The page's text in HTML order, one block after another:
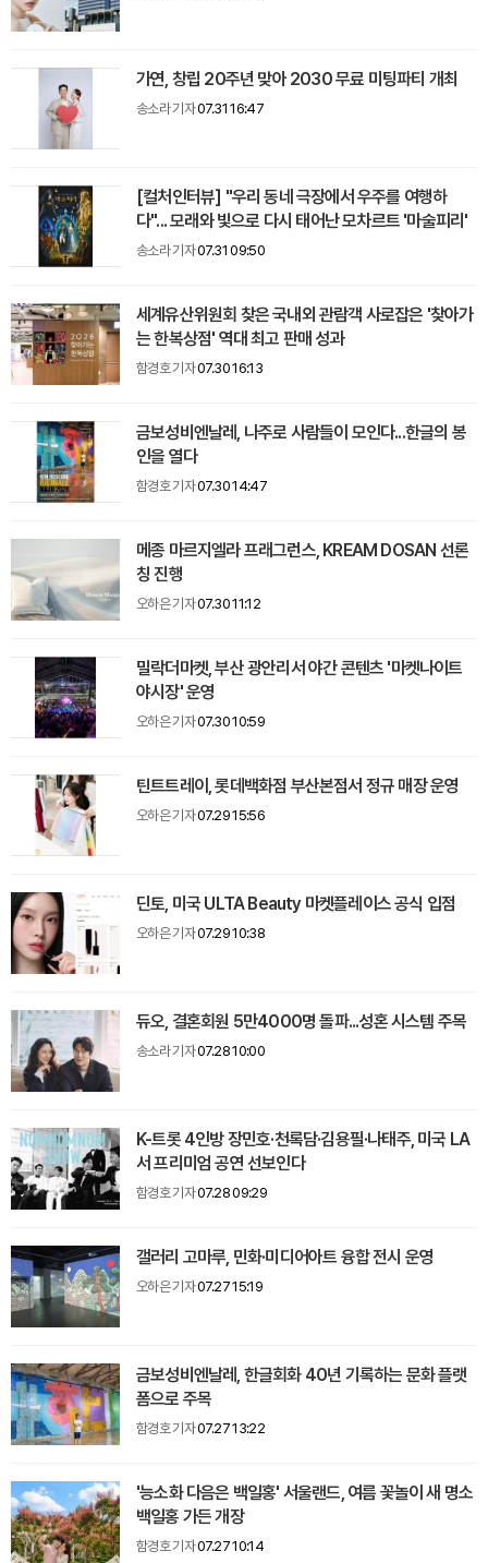
가연, 창립 20주년 맞아 2030 무료 미팅파티 개최
송소라 기자07.31 16:47
[컬처인터뷰] "우리 동네 극장에서 우주를 여행하
다"... 모래와 빛으로 다시 태어난 모차르트 '마술피리'
송소라 기자07.31 09:50
세계유산위원회 찾은 국내외 관람객 사로잡은 '찾아가
는 한복상점' 역대 최고 판매 성과
함경호 기자07.30 16:13
금보성비엔날레, 나주로 사람들이 모인다...한글의 봉
인을 열다
함경호 기자07.30 14:47
메종 마르지엘라 프래그런스, KREAM DOSAN 선론
칭 진행
오하은 기자07.30 11:12
밀락더마켓, 부산 광안리서 야간 콘텐츠 '마켓나이트
야시장' 운영
오하은 기자07.30 10:59
틴트트레이, 롯데백화점 부산본점서 정규 매장 운영
오하은 기자07.29 15:56
딘토, 미국 ULTA Beauty 마켓플레이스 공식 입점
오하은 기자07.29 10:38
듀오, 결혼회원 5만4000명 돌파...성혼 시스템 주목
송소라 기자07.28 10:00
K-트롯 4인방 장민호·천록담·김용필·나태주, 미국 LA
서 프리미엄 공연 선보인다
함경호 기자07.28 09:29
갤러리 고마루, 민화·미디어아트 융합 전시 운영
오하은 기자07.27 15:19
금보성비엔날레, 한글회화 40년 기록하는 문화 플랫
폼으로 주목
함경호 기자07.27 13:22
'능소화 다음은 백일홍' 서울랜드, 여름 꽃놀이 새 명소
백일홍 가든 개장
함경호 기자07.27 10:14